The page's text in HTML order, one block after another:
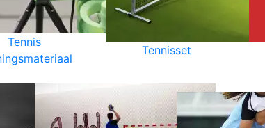
Tennis
Tennisset